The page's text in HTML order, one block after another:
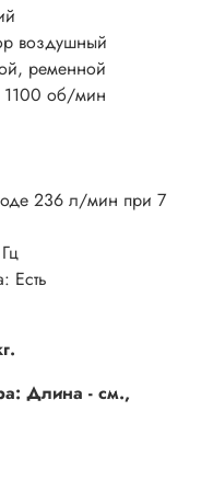
воздушный
ременной
1100 об/мин
236 л/мин при 7
Есть
Длина - см.,